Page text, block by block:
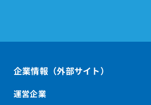
企業情報（外部サイト）
運営企業